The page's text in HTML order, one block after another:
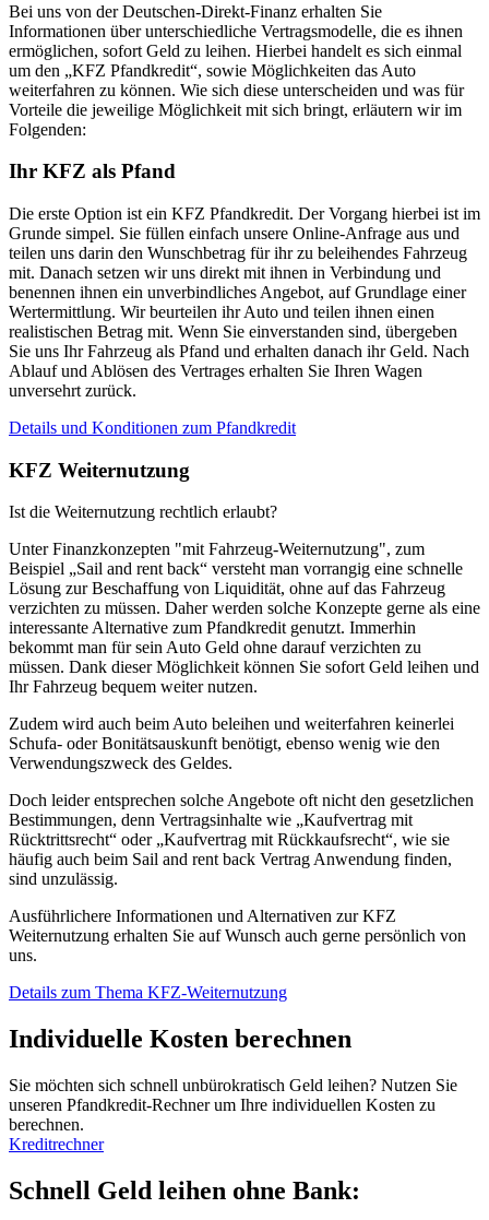
Bei uns von der Deutschen-Direkt-Finanz erhalten Sie
Informationen über unterschiedliche Vertragsmodelle, die es ihnen
ermöglichen, sofort Geld zu leihen. Hierbei handelt es sich einmal
um den „KFZ Pfandkredit“, sowie Möglichkeiten das Auto
weiterfahren zu können. Wie sich diese unterscheiden und was für
Vorteile die jeweilige Möglichkeit mit sich bringt, erläutern wir im
Folgenden:
Ihr KFZ als Pfand
Die erste Option ist ein KFZ Pfandkredit. Der Vorgang hierbei ist im
Grunde simpel. Sie füllen einfach unsere Online-Anfrage aus und
teilen uns darin den Wunschbetrag für ihr zu beleihendes Fahrzeug
mit. Danach setzen wir uns direkt mit ihnen in Verbindung und
benennen ihnen ein unverbindliches Angebot, auf Grundlage einer
Wertermittlung. Wir beurteilen ihr Auto und teilen ihnen einen
realistischen Betrag mit. Wenn Sie einverstanden sind, übergeben
Sie uns Ihr Fahrzeug als Pfand und erhalten danach ihr Geld. Nach
Ablauf und Ablösen des Vertrages erhalten Sie Ihren Wagen
unversehrt zurück.
Details und Konditionen zum Pfandkredit
KFZ Weiternutzung
Ist die Weiternutzung rechtlich erlaubt?
Unter Finanzkonzepten "mit Fahrzeug-Weiternutzung", zum
Beispiel „Sail and rent back“ versteht man vorrangig eine schnelle
Lösung zur Beschaffung von Liquidität, ohne auf das Fahrzeug
verzichten zu müssen. Daher werden solche Konzepte gerne als eine
interessante Alternative zum Pfandkredit genutzt. Immerhin
bekommt man für sein Auto Geld ohne darauf verzichten zu
müssen. Dank dieser Möglichkeit können Sie sofort Geld leihen und
Ihr Fahrzeug bequem weiter nutzen.
Zudem wird auch beim Auto beleihen und weiterfahren keinerlei
Schufa- oder Bonitätsauskunft benötigt, ebenso wenig wie den
Verwendungszweck des Geldes.
Doch leider entsprechen solche Angebote oft nicht den gesetzlichen
Bestimmungen, denn Vertragsinhalte wie „Kaufvertrag mit
Rücktrittsrecht“ oder „Kaufvertrag mit Rückkaufsrecht“, wie sie
häufig auch beim Sail and rent back Vertrag Anwendung finden,
sind unzulässig.
Ausführlichere Informationen und Alternativen zur KFZ
Weiternutzung erhalten Sie auf Wunsch auch gerne persönlich von
uns.
Details zum Thema KFZ-Weiternutzung
Individuelle Kosten berechnen
Sie möchten sich schnell unbürokratisch Geld leihen? Nutzen Sie
unseren Pfandkredit-Rechner um Ihre individuellen Kosten zu
berechnen.
Kreditrechner
Schnell Geld leihen ohne Bank: